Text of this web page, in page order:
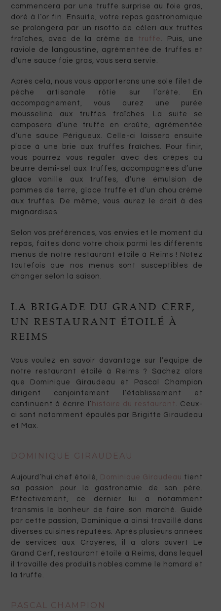
commencera par une truffe surprise au foie gras,
doré à l’or fin. Ensuite, votre repas gastronomique
se prolongera par un risotto de céleri aux truffes
fraîches, avec de la crème de truffe . Puis, une
raviole de langoustine, agrémentée de truffes et
d’une sauce foie gras, vous sera servie.
Après cela, nous vous apporterons une sole filet de
pêche artisanale rôtie sur l’arête. En
accompagnement, vous aurez une purée
mousseline aux truffes fraîches. La suite se
composera d’une truffe en croûte, agrémentée
d’une sauce Périgueux. Celle-ci laissera ensuite
place à une brie aux truffes fraîches. Pour finir,
vous pourrez vous régaler avec des crêpes au
beurre demi-sel aux truffes, accompagnées d’une
glace vanille aux truffes, d’une émulsion de
pommes de terre, glace truffe et d’un chou crème
aux truffes. De même, vous aurez le droit à des
mignardises.
Selon vos préférences, vos envies et le moment du
repas, faites donc votre choix parmi les différents
menus de notre restaurant étoilé à Reims ! Notez
toutefois que nos menus sont susceptibles de
changer selon la saison.
LA BRIGADE DU GRAND CERF,
UN RESTAURANT ÉTOILÉ À
REIMS
Vous voulez en savoir davantage sur l’équipe de
notre restaurant étoilé à Reims ? Sachez alors
que Dominique Giraudeau et Pascal Champion
dirigent conjointement l’établissement et
continuent à écrire l’ histoire du restaurant . Ceux-
ci sont notamment épaulés par Brigitte Giraudeau
et Max.
DOMINIQUE GIRAUDEAU
Aujourd’hui chef étoilé, Dominique Giraudeau tient
sa passion pour la gastronomie de son père.
Effectivement, ce dernier lui a notamment
transmis le bonheur de faire son marché. Guidé
par cette passion, Dominique a ainsi travaillé dans
diverses cuisines réputées. Après plusieurs années
de services aux Crayères, il a alors ouvert Le
Grand Cerf, restaurant étoilé à Reims, dans lequel
il travaille des produits nobles comme le homard et
la truffe.
PASCAL CHAMPION